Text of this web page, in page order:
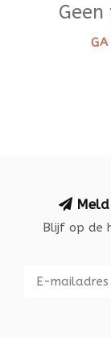
Meld
Blijf op de